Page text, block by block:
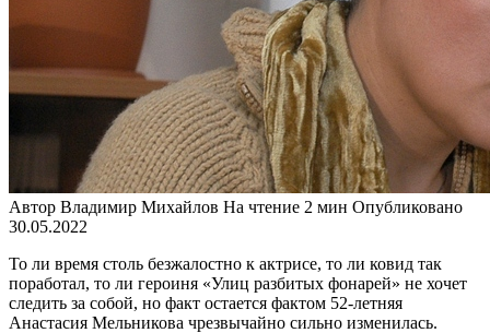
Автор Владимир Михайлов На чтение 2 мин Опубликовано
30.05.2022
То ли время столь безжалостно к актрисе, то ли ковид так
поработал, то ли героиня «Улиц разбитых фонарей» не хочет
следить за собой, но факт остается фактом 52-летняя
Анастасия Мельникова чрезвычайно сильно изменилась.